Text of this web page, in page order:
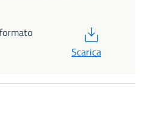
Scarica